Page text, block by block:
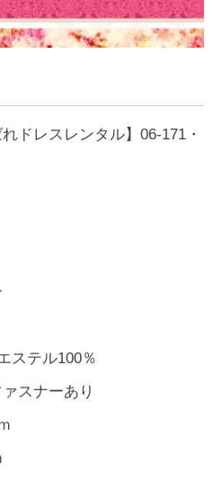
ドレスレンタル】06-171・
リエステル100％
スナーあり